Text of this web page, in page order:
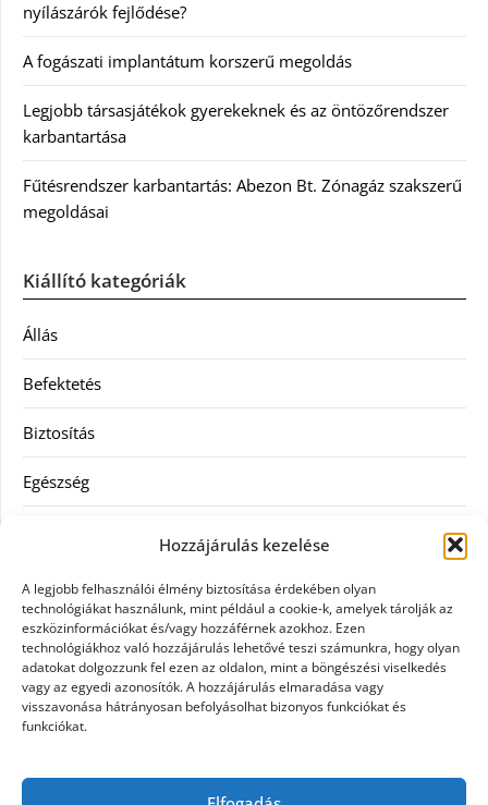
Hozzájárulás kezelése
A legjobb felhasználói élmény biztosítása érdekében olyan
technológiákat használunk, mint például a cookie-k, amelyek tárolják az
eszközinformációkat és/vagy hozzáférnek azokhoz. Ezen
technológiákhoz való hozzájárulás lehetővé teszi számunkra, hogy olyan
adatokat dolgozzunk fel ezen az oldalon, mint a böngészési viselkedés
vagy az egyedi azonosítók. A hozzájárulás elmaradása vagy
visszavonása hátrányosan befolyásolhat bizonyos funkciókat és
funkciókat.
nyílászárók fejlődése?
A fogászati implantátum korszerű megoldás
Legjobb társasjátékok gyerekeknek és az öntözőrendszer
karbantartása
Fűtésrendszer karbantartás: Abezon Bt. Zónagáz szakszerű
megoldásai
Kiállító kategóriák
Állás
Befektetés
Biztosítás
Egészség
Ingatlan
Művészetek és szórakozás
Múzeumok
Szolgáltatás
Szórakozás